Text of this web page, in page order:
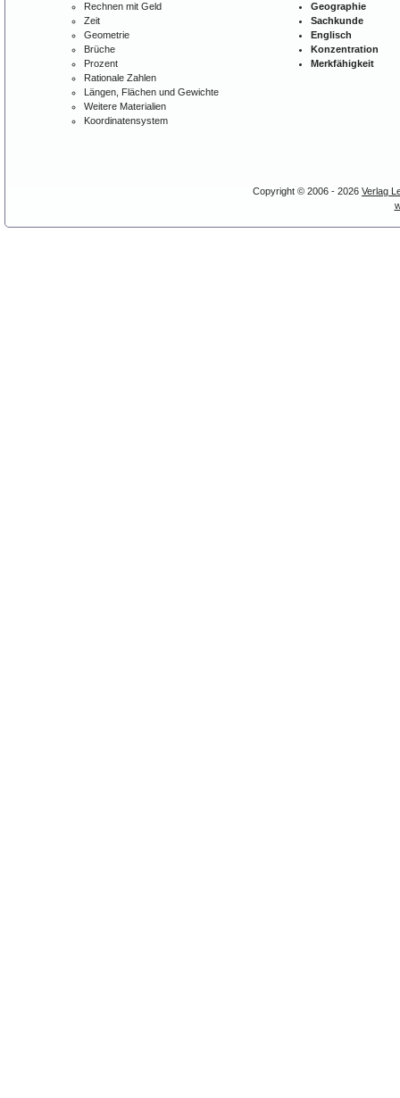
Rechnen mit Geld
Zeit
Geometrie
Brüche
Prozent
Rationale Zahlen
Längen, Flächen und Gewichte
Weitere Materialien
Koordinatensystem
Geographie
Sachkunde
Englisch
Konzentration
Merkfähigkeit
Copyright © 2006 - 2026 Verlag